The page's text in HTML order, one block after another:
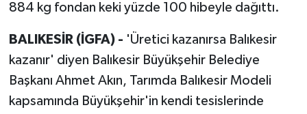
884 kg fondan keki yüzde 100 hibeyle dağıttı.
BALIKESİR (İGFA) - 'Üretici kazanırsa Balıkesir
kazanır' diyen Balıkesir Büyükşehir Belediye
Başkanı Ahmet Akın, Tarımda Balıkesir Modeli
kapsamında Büyükşehir'in kendi tesislerinde